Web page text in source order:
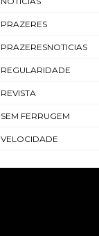
PRAZERES
PRAZERESNOTICIAS
REGULARIDADE
REVISTA
SEM FERRUGEM
VELOCIDADE